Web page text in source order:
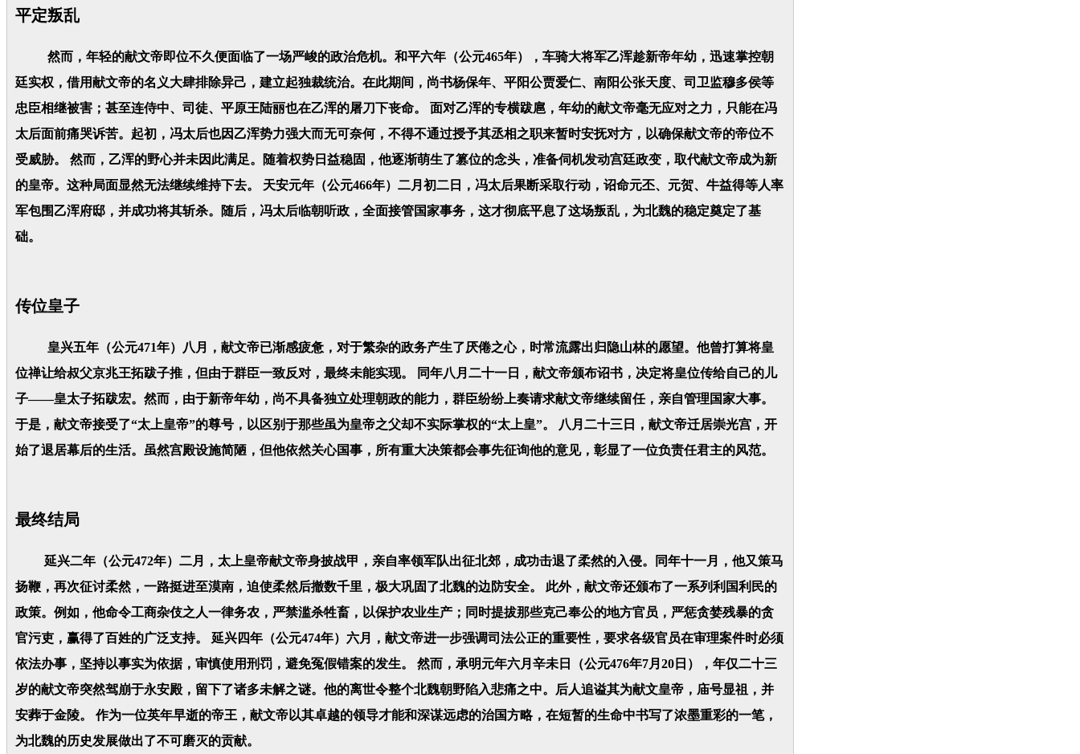
平定叛乱
然而，年轻的献文帝即位不久便面临了一场严峻的政治危机。和平六年（公元465年），车骑大将军乙浑趁新帝年幼，迅速掌控朝
廷实权，借用献文帝的名义大肆排除异己，建立起独裁统治。在此期间，尚书杨保年、平阳公贾爱仁、南阳公张天度、司卫监穆多侯等
忠臣相继被害；甚至连侍中、司徒、平原王陆丽也在乙浑的屠刀下丧命。 面对乙浑的专横跋扈，年幼的献文帝毫无应对之力，只能在冯
太后面前痛哭诉苦。起初，冯太后也因乙浑势力强大而无可奈何，不得不通过授予其丞相之职来暂时安抚对方，以确保献文帝的帝位不
受威胁。 然而，乙浑的野心并未因此满足。随着权势日益稳固，他逐渐萌生了篡位的念头，准备伺机发动宫廷政变，取代献文帝成为新
的皇帝。这种局面显然无法继续维持下去。 天安元年（公元466年）二月初二日，冯太后果断采取行动，诏命元丕、元贺、牛益得等人率
军包围乙浑府邸，并成功将其斩杀。随后，冯太后临朝听政，全面接管国家事务，这才彻底平息了这场叛乱，为北魏的稳定奠定了基
础。
传位皇子
皇兴五年（公元471年）八月，献文帝已渐感疲惫，对于繁杂的政务产生了厌倦之心，时常流露出归隐山林的愿望。他曾打算将皇
位禅让给叔父京兆王拓跋子推，但由于群臣一致反对，最终未能实现。 同年八月二十一日，献文帝颁布诏书，决定将皇位传给自己的儿
子——皇太子拓跋宏。然而，由于新帝年幼，尚不具备独立处理朝政的能力，群臣纷纷上奏请求献文帝继续留任，亲自管理国家大事。
于是，献文帝接受了“太上皇帝”的尊号，以区别于那些虽为皇帝之父却不实际掌权的“太上皇”。 八月二十三日，献文帝迁居崇光宫，开
始了退居幕后的生活。虽然宫殿设施简陋，但他依然关心国事，所有重大决策都会事先征询他的意见，彰显了一位负责任君主的风范。
最终结局
延兴二年（公元472年）二月，太上皇帝献文帝身披战甲，亲自率领军队出征北郊，成功击退了柔然的入侵。同年十一月，他又策马
扬鞭，再次征讨柔然，一路挺进至漠南，迫使柔然后撤数千里，极大巩固了北魏的边防安全。 此外，献文帝还颁布了一系列利国利民的
政策。例如，他命令工商杂伎之人一律务农，严禁滥杀牲畜，以保护农业生产；同时提拔那些克己奉公的地方官员，严惩贪婪残暴的贪
官污吏，赢得了百姓的广泛支持。 延兴四年（公元474年）六月，献文帝进一步强调司法公正的重要性，要求各级官员在审理案件时必须
依法办事，坚持以事实为依据，审慎使用刑罚，避免冤假错案的发生。 然而，承明元年六月辛未日（公元476年7月20日），年仅二十三
岁的献文帝突然驾崩于永安殿，留下了诸多未解之谜。他的离世令整个北魏朝野陷入悲痛之中。后人追谥其为献文皇帝，庙号显祖，并
安葬于金陵。 作为一位英年早逝的帝王，献文帝以其卓越的领导才能和深谋远虑的治国方略，在短暂的生命中书写了浓墨重彩的一笔，
为北魏的历史发展做出了不可磨灭的贡献。